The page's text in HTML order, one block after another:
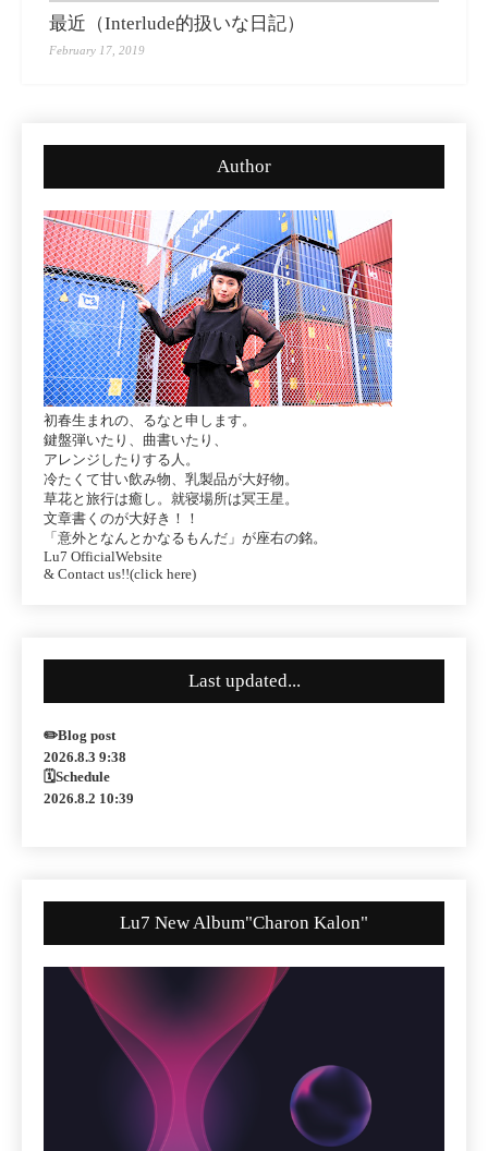
最近（Interlude的扱いな日記）
February 17, 2019
Author
初春生まれの、るなと申します。
鍵盤弾いたり、曲書いたり、
アレンジしたりする人。
冷たくて甘い飲み物、乳製品が大好物。
草花と旅行は癒し。就寝場所は冥王星。
文章書くのが大好き！！
「意外となんとかなるもんだ」が座右の銘。
Lu7 OfficialWebsite
& Contact us!!(click here)
Last updated...
✏️Blog post
2026.8.3 9:38
🗓Schedule
2026.8.2 10:39
Lu7 New Album"Charon Kalon"